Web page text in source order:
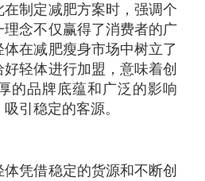
制定减肥方案时，强调个
念不仅赢得了消费者的广
在减肥瘦身市场中树立了
轻体进行加盟，意味着创
的品牌底蕴和广泛的影响
引稳定的客源。
凭借稳定的货源和不断创